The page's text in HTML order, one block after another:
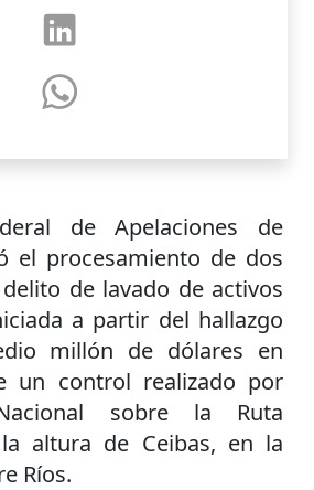
de Apelaciones de
el procesamiento de dos
de lavado de activos
a partir del hallazgo
millón de dólares en
un control realizado por
sobre la Ruta
altura de Ceibas, en la
Ríos.